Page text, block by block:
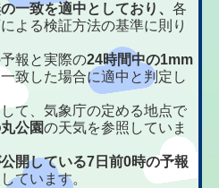
一致を適中としており、各
よる検証方法の基準に則り
報と実際の24時間中の1mm
一致した場合に適中と判定し
て、気象庁の定める地点で
公園の天気を参照していま
開している7日前0時の予報
ています。